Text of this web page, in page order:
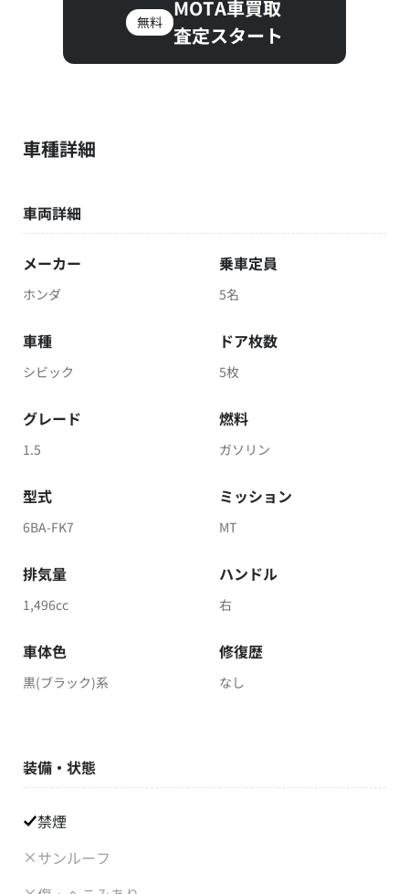
無料
MOTA車買取
査定スタート
車種詳細
車両詳細
メーカー
ホンダ
乗車定員
5名
車種
シビック
ドア枚数
5枚
グレード
1.5
燃料
ガソリン
型式
6BA-FK7
ミッション
MT
排気量
1,496cc
ハンドル
右
車体色
黒(ブラック)系
修復歴
なし
装備・状態
禁煙
サンルーフ